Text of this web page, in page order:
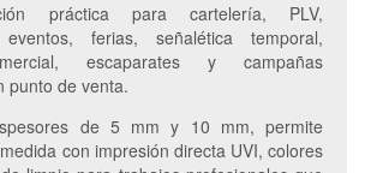
práctica para cartelería, PLV,
eventos, ferias, señalética temporal,
escaparates y campañas
punto de venta.
de 5 mm y 10 mm, permite
con impresión directa UVI, colores